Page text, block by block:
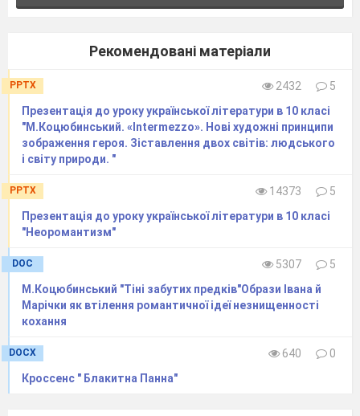
Рекомендовані матеріали
PPTX 2432
5
Презентація до уроку української літератури в 10 класі
"М.Коцюбинський. «Intermezzo». Нові художні принципи
зображення героя. Зіставлення двох світів: людського
і світу природи. "
PPTX 14373
5
Презентація до уроку української літератури в 10 класі
"Неоромантизм"
DOC 5307
5
М.Коцюбинський "Тіні забутих предків"Образи Івана й
Марічки як втілення романтичної ідеї незнищенності
кохання
DOCX 640
0
Кроссенс " Блакитна Панна"